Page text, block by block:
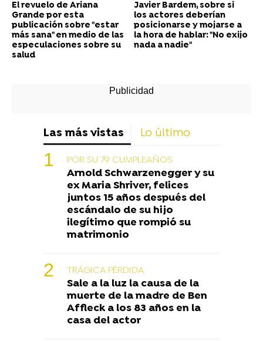
El revuelo de Ariana
Grande por esta
publicación sobre "estar
más sana" en medio de las
especulaciones sobre su
salud
Javier Bardem, sobre si
los actores deberían
posicionarse y mojarse a
la hora de hablar: "No exijo
nada a nadie"
Las más vistas Lo último
POR SU 79 CUMPLEAÑOS
Arnold Schwarzenegger y su
ex Maria Shriver, felices
juntos 15 años después del
escándalo de su hijo
ilegítimo que rompió su
matrimonio
TRÁGICA PÉRDIDA
Sale a la luz la causa de la
muerte de la madre de Ben
Affleck a los 83 años en la
casa del actor